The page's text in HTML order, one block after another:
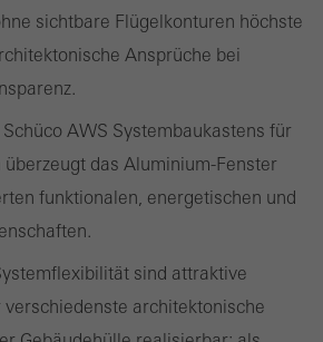
sichtbare Flügelkonturen höchste
Ansprüche bei
AWS Systembaukastens für
das Aluminium-Fenster
funktionalen, energetischen und
sind attraktive
architektonische
funktional, unverzichtbar), nicht
Cookies sind erforderlich, damit Schüco
funktionieren und können nicht deaktiviert
können bestimmte Teile der
Dienste nicht zur Verfügung gestellt